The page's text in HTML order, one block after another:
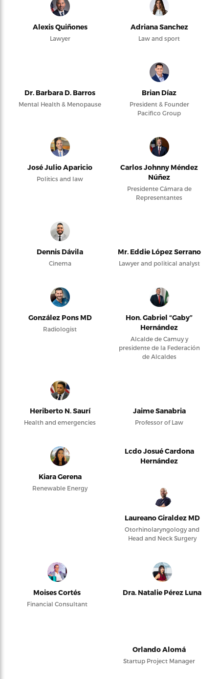
Alexis Quiñones
Lawyer
Adriana Sanchez
Law and sport
Dr. Barbara D. Barros
Mental Health & Menopause
Brian Díaz
President & Founder
Pacifico Group
José Julio Aparicio
Politics and law
Carlos Johnny Méndez
Núñez
Presidente Cámara de
Representantes
Dennis Dávila
Cinema
Mr. Eddie López Serrano
Lawyer and political analyst
González Pons MD
Radiologist
Hon. Gabriel “Gaby”
Hernández
Alcalde de Camuy y
presidente de la Federación
de Alcaldes
Heriberto N. Saurí
Health and emergencies
Jaime Sanabria
Professor of Law
Kiara Gerena
Renewable Energy
Lcdo Josué Cardona
Hernández
Laureano Giraldez MD
Otorhinolaryngology and
Head and Neck Surgery
Moises Cortés
Financial Consultant
Dra. Natalie Pérez Luna
Orlando Alomá
Startup Project Manager